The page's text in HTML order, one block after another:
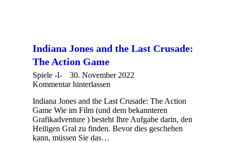
Indiana Jones and the Last Crusade:
The Action Game
Spiele -I-
30. November 2022
Kommentar hinterlassen
Indiana Jones and the Last Crusade: The Action
Game Wie im Film (und dem bekannteren
Grafikadventure ) besteht Ihre Aufgabe darin, den
Heiligen Gral zu finden. Bevor dies geschehen
kann, müssen Sie das…